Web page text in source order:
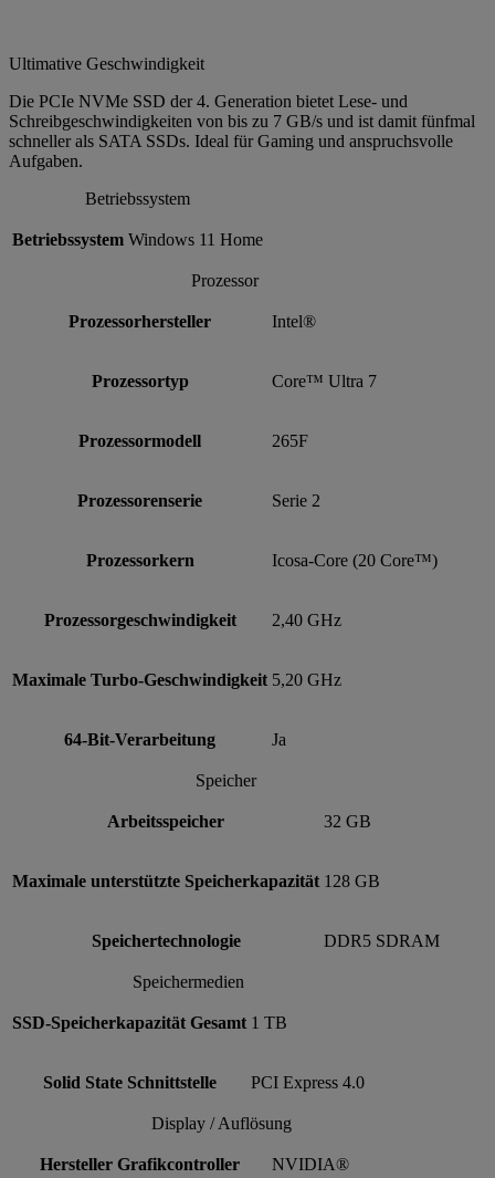
Ultimative Geschwindigkeit
Die PCIe NVMe SSD der 4. Generation bietet Lese- und
Schreibgeschwindigkeiten von bis zu 7 GB/s und ist damit fünfmal
schneller als SATA SSDs. Ideal für Gaming und anspruchsvolle
Aufgaben.
Betriebssystem
Betriebssystem Windows 11 Home
Prozessor
Prozessorhersteller Intel®
Prozessortyp Core™ Ultra 7
Prozessormodell 265F
Prozessorenserie Serie 2
Prozessorkern Icosa-Core (20 Core™)
Prozessorgeschwindigkeit 2,40 GHz
Maximale Turbo-Geschwindigkeit 5,20 GHz
64-Bit-Verarbeitung Ja
Speicher
Arbeitsspeicher 32 GB
Maximale unterstützte Speicherkapazität 128 GB
Speichertechnologie DDR5 SDRAM
Speichermedien
SSD-Speicherkapazität Gesamt 1 TB
Solid State Schnittstelle PCI Express 4.0
Display / Auflösung
Hersteller Grafikcontroller NVIDIA®